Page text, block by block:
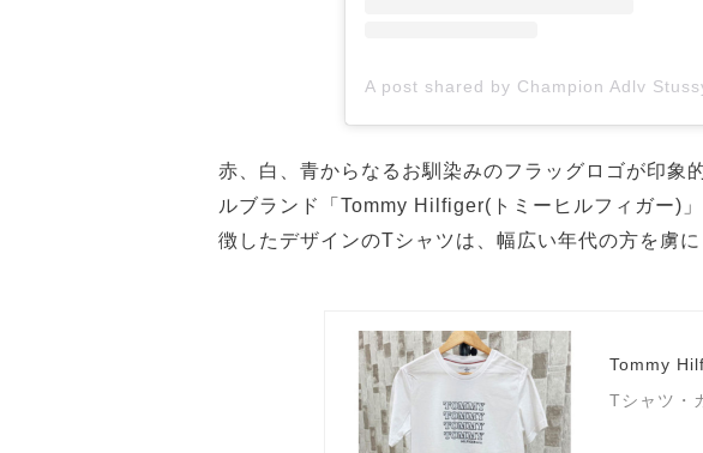
赤、白、青からなるお馴染みのフラッグロゴが印象
ルブランド「Tommy Hilfiger(トミーヒルフィガー)
徴したデザインのTシャツは、幅広い年代の方を虜に
Tommy
Tシャツ・